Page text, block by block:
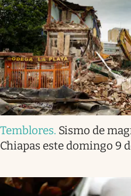
Temblores. Sismo de
Chiapas este domingo 9